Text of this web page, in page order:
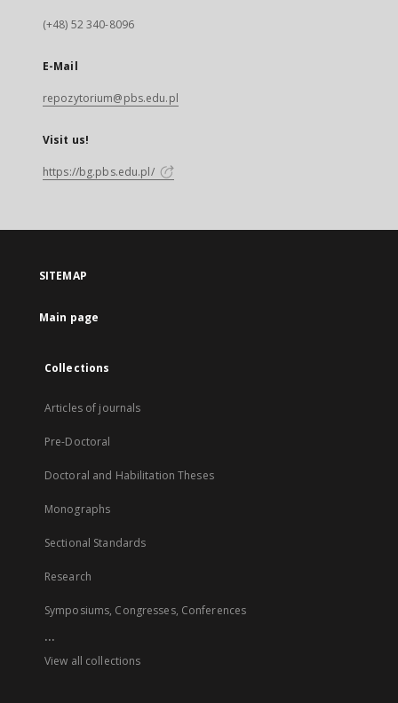
(+48) 52 340-8096
E-Mail
repozytorium@pbs.edu.pl
Visit us!
https://bg.pbs.edu.pl/
SITEMAP
Main page
Collections
Articles of journals
Pre-Doctoral
Doctoral and Habilitation Theses
Monographs
Sectional Standards
Research
Symposiums, Congresses, Conferences
...
View all collections